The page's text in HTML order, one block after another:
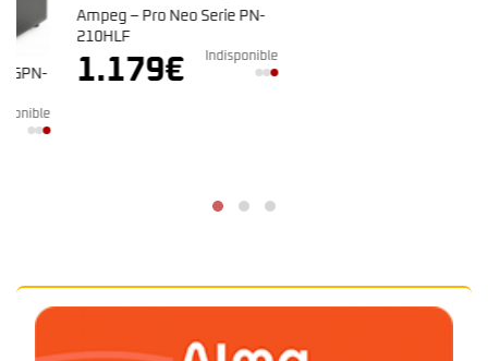
Ampeg – Pro Neo Serie PN-
210HLF
1.179€ Indisponible